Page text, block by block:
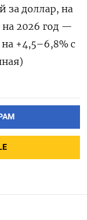
за доллар, на
на 2026 год —
+4,5–6,8% с